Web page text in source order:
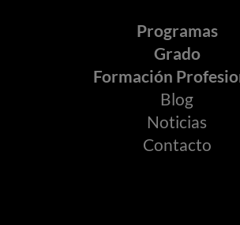
Programas
Grado
Formación
Blog
Noticias
Contacto